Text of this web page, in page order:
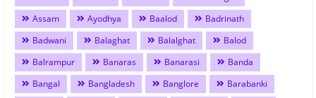
Assam
Ayodhya Baalod
Badrinath
Badwani
Balaghat Balalghat
Balod
Balrampur
Banaras Banarasi
Banda
Bangal
Bangladesh Banglore
Barabanki